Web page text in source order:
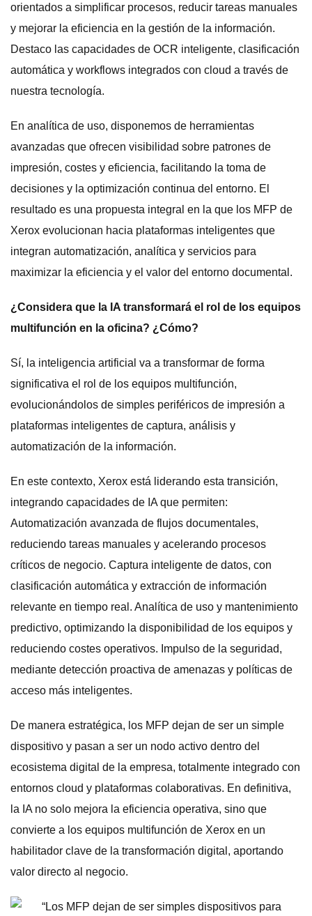
orientados a simplificar procesos, reducir tareas manuales
y mejorar la eficiencia en la gestión de la información.
Destaco las capacidades de OCR inteligente, clasificación
automática y workflows integrados con cloud a través de
nuestra tecnología.
En analítica de uso, disponemos de herramientas
avanzadas que ofrecen visibilidad sobre patrones de
impresión, costes y eficiencia, facilitando la toma de
decisiones y la optimización continua del entorno. El
resultado es una propuesta integral en la que los MFP de
Xerox evolucionan hacia plataformas inteligentes que
integran automatización, analítica y servicios para
maximizar la eficiencia y el valor del entorno documental.
¿Considera que la IA transformará el rol de los equipos
multifunción en la oficina? ¿Cómo?
Sí, la inteligencia artificial va a transformar de forma
significativa el rol de los equipos multifunción,
evolucionándolos de simples periféricos de impresión a
plataformas inteligentes de captura, análisis y
automatización de la información.
En este contexto, Xerox está liderando esta transición,
integrando capacidades de IA que permiten:
Automatización avanzada de flujos documentales,
reduciendo tareas manuales y acelerando procesos
críticos de negocio. Captura inteligente de datos, con
clasificación automática y extracción de información
relevante en tiempo real. Analítica de uso y mantenimiento
predictivo, optimizando la disponibilidad de los equipos y
reduciendo costes operativos. Impulso de la seguridad,
mediante detección proactiva de amenazas y políticas de
acceso más inteligentes.
De manera estratégica, los MFP dejan de ser un simple
dispositivo y pasan a ser un nodo activo dentro del
ecosistema digital de la empresa, totalmente integrado con
entornos cloud y plataformas colaborativas. En definitiva,
la IA no solo mejora la eficiencia operativa, sino que
convierte a los equipos multifunción de Xerox en un
habilitador clave de la transformación digital, aportando
valor directo al negocio.